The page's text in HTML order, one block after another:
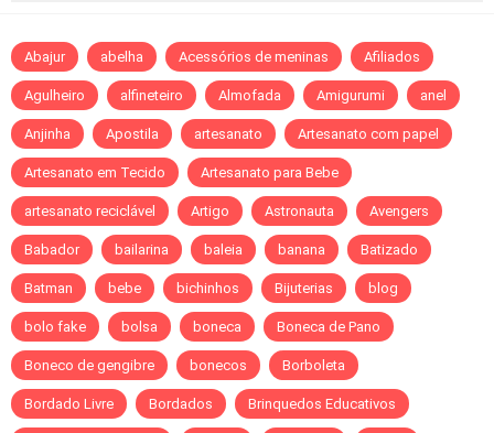
Abajur abelha Acessórios de meninas Afiliados
Agulheiro alfineteiro Almofada Amigurumi anel
Anjinha Apostila artesanato Artesanato com papel
Artesanato em Tecido Artesanato para Bebe
artesanato reciclável Artigo Astronauta Avengers
Babador bailarina baleia banana Batizado
Batman bebe bichinhos Bijuterias blog
bolo fake bolsa boneca Boneca de Pano
Boneco de gengibre bonecos Borboleta
Bordado Livre Bordados Brinquedos Educativos